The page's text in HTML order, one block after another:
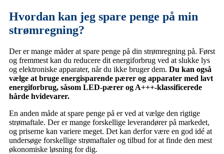
Hvordan kan jeg spare penge på min
strømregning?
Der er mange måder at spare penge på din strømregning på. Først
og fremmest kan du reducere dit energiforbrug ved at slukke lys
og elektroniske apparater, når du ikke bruger dem. Du kan også
vælge at bruge energisparende pærer og apparater med lavt
energiforbrug, såsom LED-pærer og A+++-klassificerede
hårde hvidevarer.
En anden måde at spare penge på er ved at vælge den rigtige
strømaftale. Der er mange forskellige leverandører på markedet,
og priserne kan variere meget. Det kan derfor være en god idé at
undersøge forskellige strømaftaler og tilbud for at finde den mest
økonomiske løsning for dig.